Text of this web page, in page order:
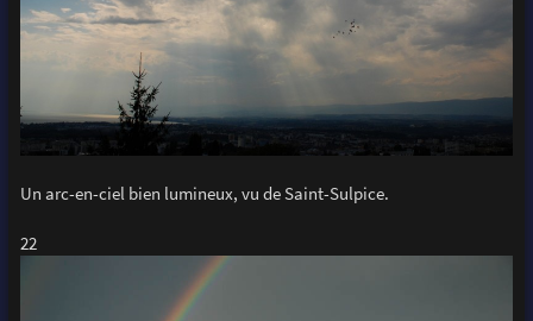
Un arc-en-ciel bien lumineux, vu de Saint-Sulpice.
22